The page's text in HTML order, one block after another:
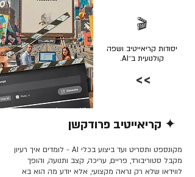
🎬
יסודות קריאייטיב ושפה
קולנועית ב־AI.
>>
✦ קריאייטיב פרודקשן
מקונספט ותסריט ועד ביצוע בכלי AI - לומדים איך רעיון
מקבל סטוריבורד, פריים, עריכה, קצב ותנועה, והופך
לווידאו שלא רק נראה מקצועי, אלא יודע מה הוא בא